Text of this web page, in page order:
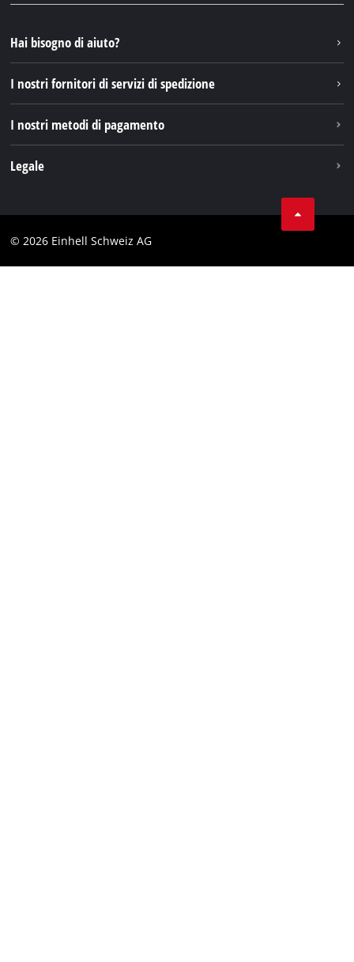
Instagram
TikTok
Pinterest
Hai bisogno di aiuto?
I nostri fornitori di servizi di spedizione
I nostri metodi di pagamento
Legale
Testata
© 2026 Einhell Schweiz AG